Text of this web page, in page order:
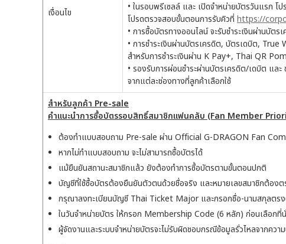
เงื่อนไข
• ในรอบพรีเซลล์ และ เปิดจำหน่ายบัตรวันแรก โ
โปรดตรวจสอบขั้นตอนการรับคิวที่ https://
• การซื้อบัตรทางออนไลน์ จะรับชำระเงินผ่านบั
• การชำระเงินผ่านบัตรเครดิต, บัตรเดบิต,
สำหรับการชำระเงินผ่าน K Pay+, Thai QR
• รองรับการผ่อนชำระผ่านบัตรเครดิต/เดบิต และ
จากแต่ละช่องทางที่ลูกค้าเลือกใช้
สำหรับลูกค้า Pre-sale
คำแนะนำการซื้อบัตรรอบสิทธิ์สมาชิกแฟนคลับ (Fan Member
ต้องทำแบบสอบถาม Pre-sale ผ่าน Official G-DRAGON Fan
หากไม่ทำแบบสอบถาม จะไม่สามารถซื้อบัตรได้
แม้ยืนยันสถานะสมาชิกแล้ว ยังต้องทำการซื้อบัตรตามขั้นตอนปกติ
บัญชีที่ใช้ซื้อบัตรต้องยืนยันตัวตนด้วยชื่อจริง และหมายเลขสมาชิกต้องต
กรุณาลงทะเบียนบัญชี Thai Ticket Major และกรอกชื่อ-นามสกุลตร
ในวันจำหน่ายบัตร ให้กรอก Membership Code (6 หลัก) ก่อนเลือกที่
ผู้จัดงานและระบบจำหน่ายบัตรจะไม่รับผิดชอบกรณีข้อมูลรั่วไหลจากควา